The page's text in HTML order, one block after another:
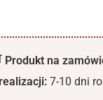
Produkt na
7-10 dni